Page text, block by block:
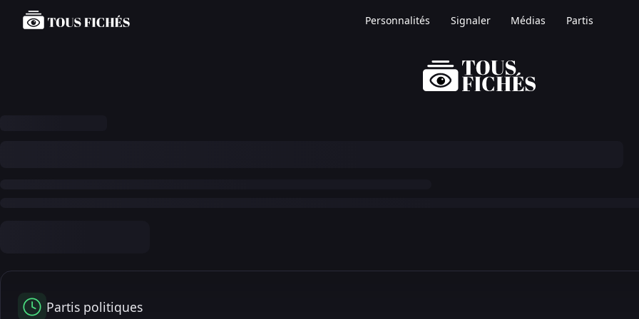
Personnalités Signaler Médias Partis
Partis politiques